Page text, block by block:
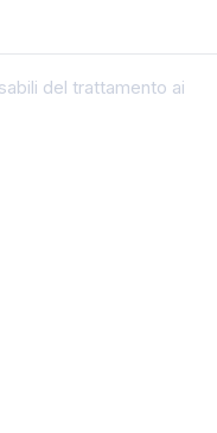
del trattamento ai